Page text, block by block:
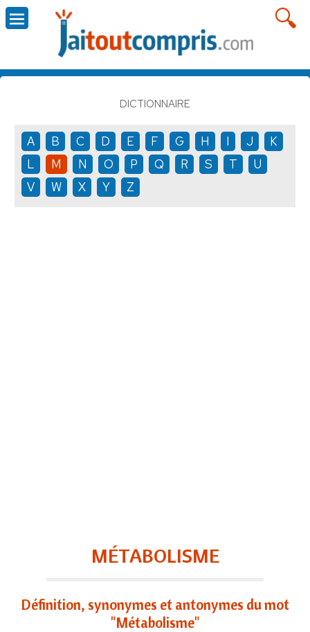
DICTIONNAIRE
A B C D E F G H I J
K
L
M N O P Q R S T
U
V
W X Y Z
MÉTABOLISME
Définition, synonymes et antonymes du mot
"Métabolisme"